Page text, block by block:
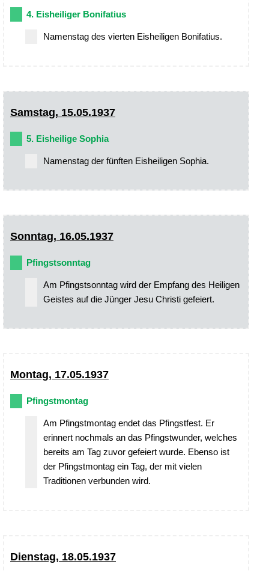
4. Eisheiliger Bonifatius
Namenstag des vierten Eisheiligen Bonifatius.
Samstag, 15.05.1937
5. Eisheilige Sophia
Namenstag der fünften Eisheiligen Sophia.
Sonntag, 16.05.1937
Pfingstsonntag
Am Pfingstsonntag wird der Empfang des Heiligen
Geistes auf die Jünger Jesu Christi gefeiert.
Montag, 17.05.1937
Pfingstmontag
Am Pfingstmontag endet das Pfingstfest. Er
erinnert nochmals an das Pfingstwunder, welches
bereits am Tag zuvor gefeiert wurde. Ebenso ist
der Pfingstmontag ein Tag, der mit vielen
Traditionen verbunden wird.
Dienstag, 18.05.1937